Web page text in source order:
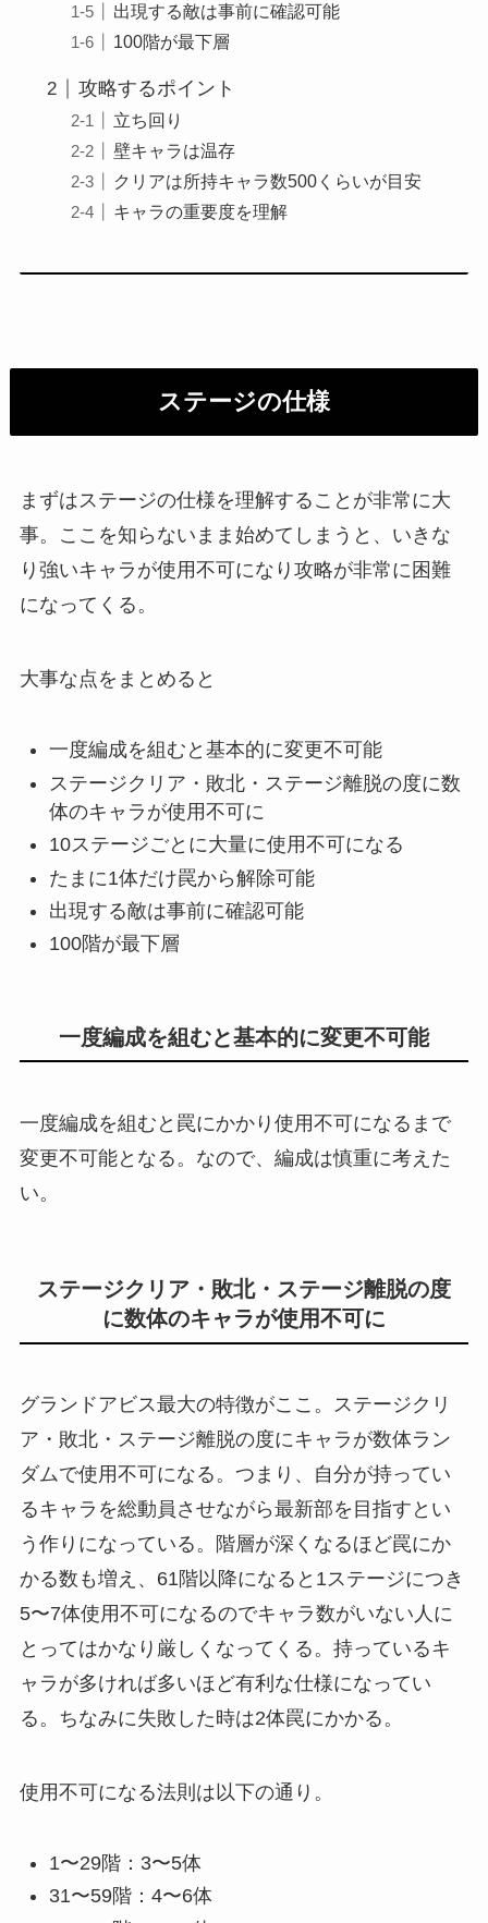
出現する敵は事前に確認可能
100階が最下層
攻略するポイント
立ち回り
壁キャラは温存
クリアは所持キャラ数500くらいが目安
キャラの重要度を理解
ステージの仕様
まずはステージの仕様を理解することが非常に大
事。ここを知らないまま始めてしまうと、いきな
り強いキャラが使用不可になり攻略が非常に困難
になってくる。
大事な点をまとめると
一度編成を組むと基本的に変更不可能
ステージクリア・敗北・ステージ離脱の度に数
体のキャラが使用不可に
10ステージごとに大量に使用不可になる
たまに1体だけ罠から解除可能
出現する敵は事前に確認可能
100階が最下層
一度編成を組むと基本的に変更不可能
一度編成を組むと罠にかかり使用不可になるまで
変更不可能となる。なので、編成は慎重に考えた
い。
ステージクリア・敗北・ステージ離脱の度
に数体のキャラが使用不可に
グランドアビス最大の特徴がここ。ステージクリ
ア・敗北・ステージ離脱の度にキャラが数体ラン
ダムで使用不可になる。つまり、自分が持ってい
るキャラを総動員させながら最新部を目指すとい
う作りになっている。階層が深くなるほど罠にか
かる数も増え、61階以降になると1ステージにつき
5〜7体使用不可になるのでキャラ数がいない人に
とってはかなり厳しくなってくる。持っているキ
ャラが多ければ多いほど有利な仕様になってい
る。ちなみに失敗した時は2体罠にかかる。
使用不可になる法則は以下の通り。
1〜29階：3〜5体
31〜59階：4〜6体